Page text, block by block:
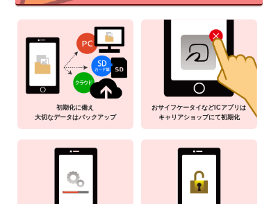
初期化に備え
大切なデータはバックアップ
おサイフケータイなどICアプリは
キャリアショップにて初期化